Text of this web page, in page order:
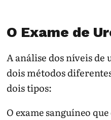
O Exame de
A análise dos níveis
dois métodos
dois tipos:
O exame sanguíneo